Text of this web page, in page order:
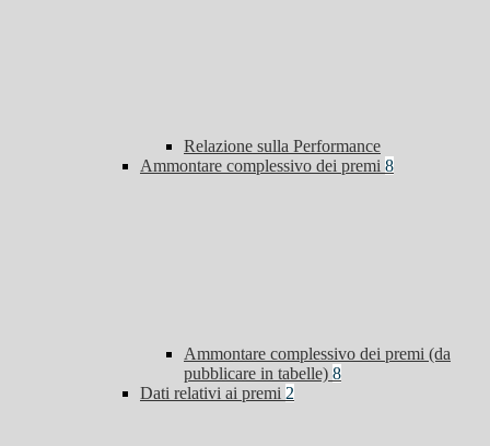
Relazione sulla Performance
Ammontare complessivo dei premi 8
Ammontare complessivo dei premi (da
pubblicare in tabelle) 8
Dati relativi ai premi 2